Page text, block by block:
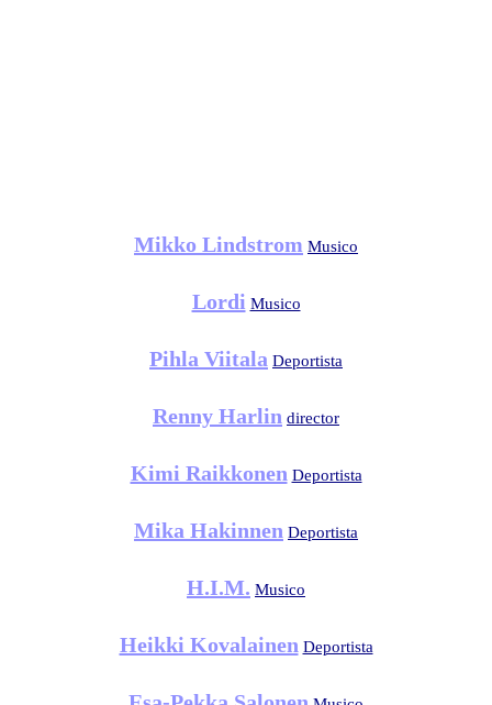
Mikko Lindstrom Musico
Lordi Musico
Pihla Viitala Deportista
Renny Harlin director
Kimi Raikkonen Deportista
Mika Hakinnen Deportista
H.I.M. Musico
Heikki Kovalainen Deportista